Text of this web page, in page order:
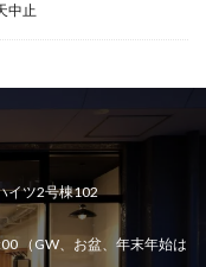
中止
イツ2号棟102
（GW、お盆、年末年始は